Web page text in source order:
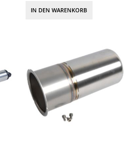
IN DEN WARENKORB